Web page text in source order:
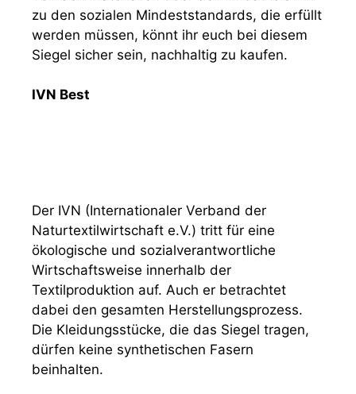
zu den sozialen Mindeststandards, die erfüllt
werden müssen, könnt ihr euch bei diesem
Siegel sicher sein, nachhaltig zu kaufen.
IVN Best
Der IVN (Internationaler Verband der
Naturtextilwirtschaft e.V.) tritt für eine
ökologische und sozialverantwortliche
Wirtschaftsweise innerhalb der
Textilproduktion auf. Auch er betrachtet
dabei den gesamten Herstellungsprozess.
Die Kleidungsstücke, die das Siegel tragen,
dürfen keine synthetischen Fasern
beinhalten.